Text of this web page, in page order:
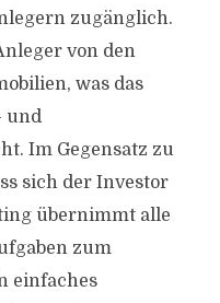
zugänglich.
von den
was das
und
Im Gegensatz zu
sich der Investor
übernimmt alle
zum
einfaches